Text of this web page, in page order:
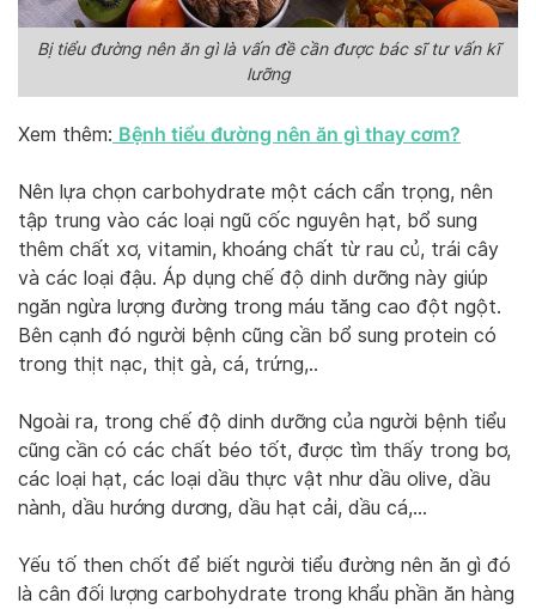
Bị tiểu đường nên ăn gì là vấn đề cần được bác sĩ tư vấn kĩ
lưỡng
Xem thêm: Bệnh tiểu đường nên ăn gì thay cơm?
Nên lựa chọn carbohydrate một cách cẩn trọng, nên
tập trung vào các loại ngũ cốc nguyên hạt, bổ sung
thêm chất xơ, vitamin, khoáng chất từ rau củ, trái cây
và các loại đậu. Áp dụng chế độ dinh dưỡng này giúp
ngăn ngừa lượng đường trong máu tăng cao đột ngột.
Bên cạnh đó người bệnh cũng cần bổ sung protein có
trong thịt nạc, thịt gà, cá, trứng,..
Ngoài ra, trong chế độ dinh dưỡng của người bệnh tiểu
cũng cần có các chất béo tốt, được tìm thấy trong bơ,
các loại hạt, các loại dầu thực vật như dầu olive, dầu
nành, dầu hướng dương, dầu hạt cải, dầu cá,…
Yếu tố then chốt để biết người tiểu đường nên ăn gì đó
là cân đối lượng carbohydrate trong khẩu phần ăn hàng